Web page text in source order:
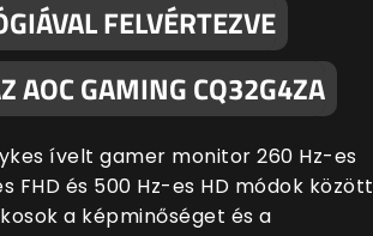
FELVÉRTEZVE
AOC GAMING CQ32G4ZA
ívelt gamer monitor 260 Hz-es
FHD és 500 Hz-es HD módok között
a képminőséget és a